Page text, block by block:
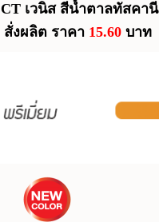
CT เวนิส สีน้ำตาลทัสคานี
สั่งผลิต ราคา 15.60บาท